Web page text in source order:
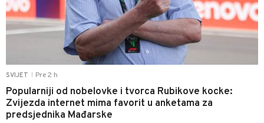
SVIJET Pre 2 h
Popularniji od nobelovke i tvorca Rubikove kocke:
Zvijezda internet mima favorit u anketama za
predsjednika Mađarske